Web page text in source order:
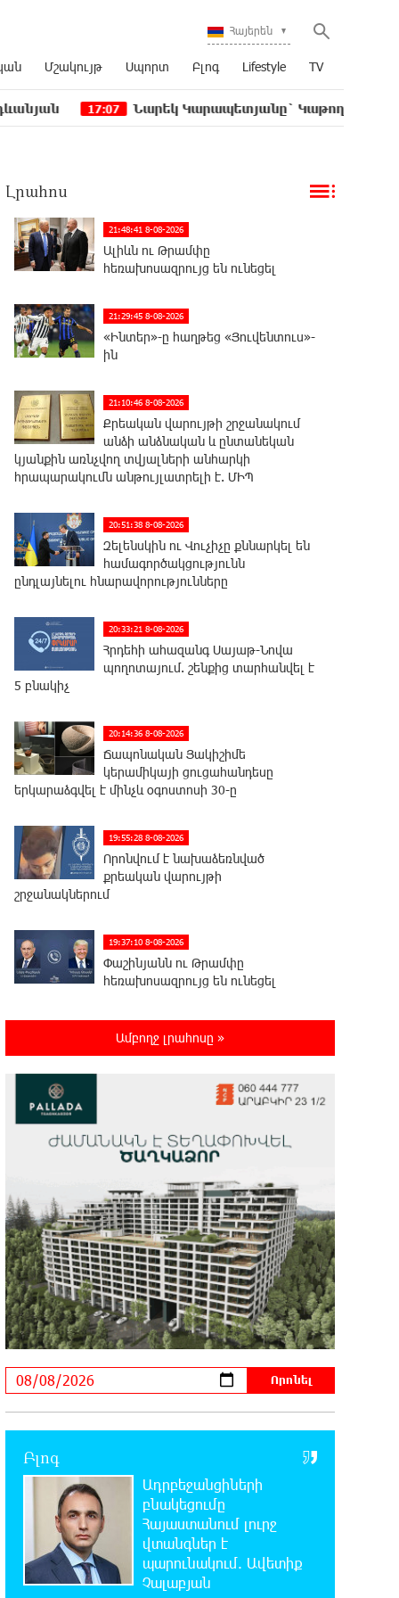
Հայերեն
Մշակույթ Սպորտ Բլոգ Lifestyle TV
Նարեկ Կարապետյանը` Կաթողիկոսին հեռացնել
Լրահոս
21:48:41 8-08-2026
Ալիևն ու Թրամփը
հեռախոսազրույց են ունեցել
21:29:45 8-08-2026
«Ինտեր»-ը հաղթեց «Յուվենտուս»-
ին
21:10:46 8-08-2026
Քրեական վարույթի շրջանակում
անձի անձնական և ընտանեկան
կյանքին առնչվող տվյալների անհարկի
հրապարակումն անթույլատրելի է. ՄԻՊ
20:51:38 8-08-2026
Զելենսկին ու Վուչիչը քննարկել են
համագործակցությունն
ընդլայնելու հնարավորությունները
20:33:21 8-08-2026
Հրդեհի ահազանգ Սայաթ-Նովա
պողոտայում. շենքից տարհանվել է
5 բնակիչ
20:14:36 8-08-2026
Ճապոնական Յակիշիմե
կերամիկայի ցուցահանդեսը
երկարաձգվել է մինչև օգոստոսի 30-ը
19:55:28 8-08-2026
Որոնվում է նախաձեռնված
քրեական վարույթի
շրջանակներում
19:37:10 8-08-2026
Փաշինյանն ու Թրամփը
հեռախոսազրույց են ունեցել
Չհանե´ս խաչդ, Հայաստան
Սիցիլիայի օդանավակայանը
փակվել է Էթնա հրաբխի
19:16:13 8-08-2026
Հետվճարի փոխարեն՝
արժանապատիվ և ֆիքսված
թոշակ․ ինչու է գործող համակարգը սոցիալական
անարդարության խնդիր ստեղծում. Հրայր
Կամենդատյան
Երևանի Կենտրոնում փոշու
պարունակությունը գրեթե ամբողջ
շաբաթ գերազանցել է թույլատրելի սահմանը
Իրանը պատրաստ է բացել
Հորմուզի նեղուցը, եթե ԱՄՆ-ն
ընդունի հանրապետության պայմանները
18:21:30 8-08-2026
Երևանում անցկացվել է
Ամբողջ լրահոսը »
Բլոգ
Ադրբեջանցիների
բնակեցումը
Հայաստանում լուրջ
վտանգներ է
պարունակում. Ավետիք
Չալաբյան